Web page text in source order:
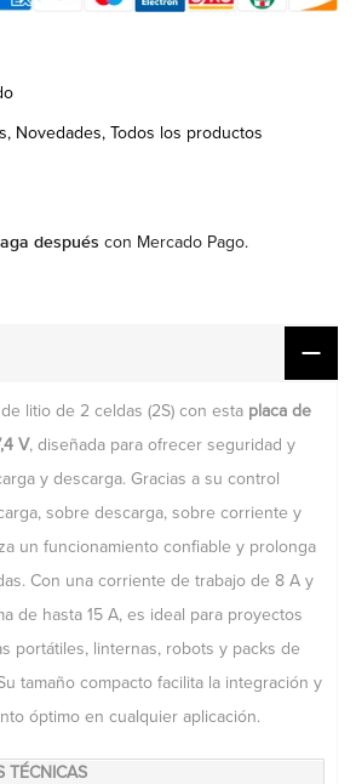
Novedades Todos los productos
después con Mercado Pago.
litio de 2 celdas (2S) con esta placa de
V, diseñada para ofrecer seguridad y
y descarga. Gracias a su control
sobre descarga, sobre corriente y
un funcionamiento confiable y prolonga
Con una corriente de trabajo de 8 A y
de hasta 15 A, es ideal para proyectos
portátiles, linternas, robots y packs de
tamaño compacto facilita la integración y
óptimo en cualquier aplicación.
TÉCNICAS